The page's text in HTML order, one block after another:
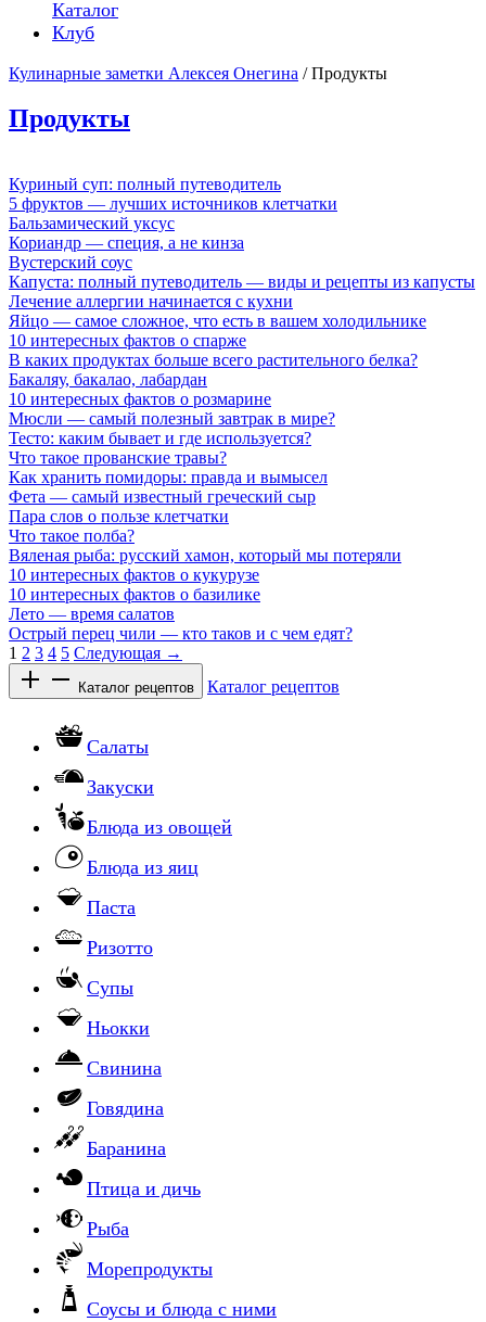
Каталог
Клуб
Кулинарные заметки Алексея Онегина / Продукты
Продукты
Куриный суп: полный путеводитель
5 фруктов — лучших источников клетчатки
Бальзамический уксус
Кориандр — специя, а не кинза
Вустерский соус
Капуста: полный путеводитель — виды и рецепты из капусты
Лечение аллергии начинается с кухни
Яйцо — самое сложное, что есть в вашем холодильнике
10 интересных фактов о спарже
В каких продуктах больше всего растительного белка?
Бакаляу, бакалао, лабардан
10 интересных фактов о розмарине
Мюсли — самый полезный завтрак в мире?
Тесто: каким бывает и где используется?
Что такое прованские травы?
Как хранить помидоры: правда и вымысел
Фета — самый известный греческий сыр
Пара слов о пользе клетчатки
Что такое полба?
Вяленая рыба: русский хамон, который мы потеряли
10 интересных фактов о кукурузе
10 интересных фактов о базилике
Лето — время салатов
Острый перец чили — кто таков и с чем едят?
1 2 3 4 5 Следующая →
Каталог рецептов Каталог рецептов
Салаты
Закуски
Блюда из овощей
Блюда из яиц
Паста
Ризотто
Супы
Ньокки
Свинина
Говядина
Баранина
Птица и дичь
Рыба
Морепродукты
Соусы и блюда с ними